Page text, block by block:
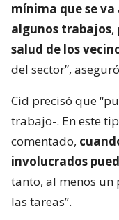
mínima que se
algunos trabajos,
salud de los
del sector”,
Cid precisó que
trabajo-. En este
comentado,
involucrados
tanto, al menos
las tareas”.